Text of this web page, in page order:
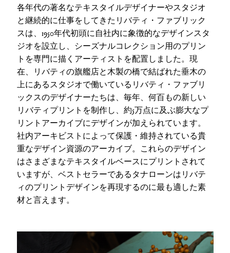
各年代の著名なテキスタイルデザイナーやスタジオ
と継続的に仕事をしてきたリバティ・ファブリック
スは、1950年代初頭に自社内に象徴的なデザインスタ
ジオを設立し、シーズナルコレクション用のプリン
トを専門に描くアーティストを配置しました。現
在、リバティの旗艦店と木製の橋で結ばれた垂木の
上にあるスタジオで働いているリバティ・ファブリ
ックスのデザイナーたちは、毎年、何百もの新しい
リバティプリントを制作し、約5万点に及ぶ膨大なプ
リントアーカイブにデザインが加えられています。
社内アーキビストによって保護・維持されている貴
重なデザイン資源のアーカイブ。これらのデザイン
はさまざまなテキスタイルベースにプリントされて
いますが、ベストセラーであるタナローンはリバテ
ィのプリントデザインを再現するのに最も適した素
材と言えます。